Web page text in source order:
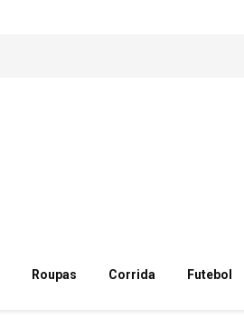
Roupas Corrida Futebol